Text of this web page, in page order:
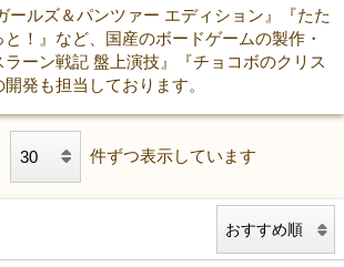
ールズ＆パンツァー エディション』『たた
！』など、国産のボードゲームの製作・
ーン戦記 盤上演技』『チョコボのクリス
発も担当しております。
件ずつ表示しています